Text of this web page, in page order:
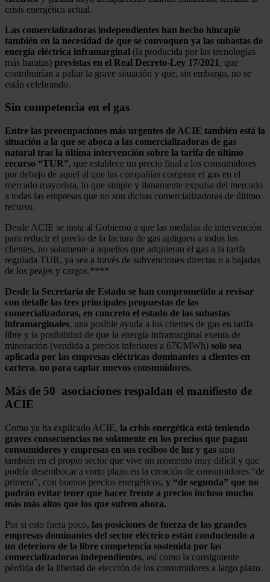
crisis energética actual.
Las comercializadoras independientes han hecho hincapié
también en la necesidad de que se convoquen ya las subastas de
energía eléctrica inframarginal (la producida por las tecnologías
más baratas) previstas en el Real Decreto-Ley 17/2021 , que
contribuirían a paliar la grave situación y que, sin embargo, no se
están celebrando.
Sin competencia en el gas
Entre las preocupaciones más urgentes de ACIE también está la
situación a la que se aboca a las comercializadoras de gas
natural tras la última intervención sobre la tarifa de último
recurso “TUR”, que establece un precio final a los consumidores
por debajo de aquel al que las compañías compran el gas en el
mercado mayorista, lo que simple y llanamente expulsa del mercado
a todas las empresas que no son dichas comercializadoras de último
recurso.
Desde ACIE se insta al Gobierno a que las medidas de intervención
para reducir el precio de la factura de gas apliquen a todos los
clientes, no solamente a aquellos que adquieran el gas a la tarifa
regulada TUR, ya sea a través de subvenciones directas o a bajadas
de los peajes y cargos.****
Desde la Secretaría de Estado se han comprometido a revisar
con detalle las tres principales propuestas de las
comercializadoras, en concreto el estado de las subastas
inframarginales, una posible ayuda a los clientes de gas en tarifa
libre y la posibilidad de que la energía inframarginal exenta de
minoración (vendida a precios inferiores a 67€/MWh) solo sea
aplicada por las empresas eléctricas dominantes a clientes en
cartera, no para captar nuevos consumidores.
Más de 50 asociaciones respaldan el manifiesto de
ACIE
Como ya ha explicado ACIE, la crisis energética está teniendo
graves consecuencias no solamente en los precios que pagan
consumidores y empresas en sus recibos de luz y gas sino
también en el propio sector que vive un momento muy difícil y que
podría desembocar a corto plazo en la creación de consumidores “de
primera”, con buenos precios energéticos, y “de segunda” que no
podrán evitar tener que hacer frente a precios incluso mucho
más más altos que los que sufren ahora.
Por si esto fuera poco, las posiciones de fuerza de las grandes
empresas dominantes del sector eléctrico están conduciendo a
un deterioro de la libre competencia sostenida por las
comercializadoras independientes, así como la consiguiente
pérdida de la libertad de elección de los consumidores a largo plazo.